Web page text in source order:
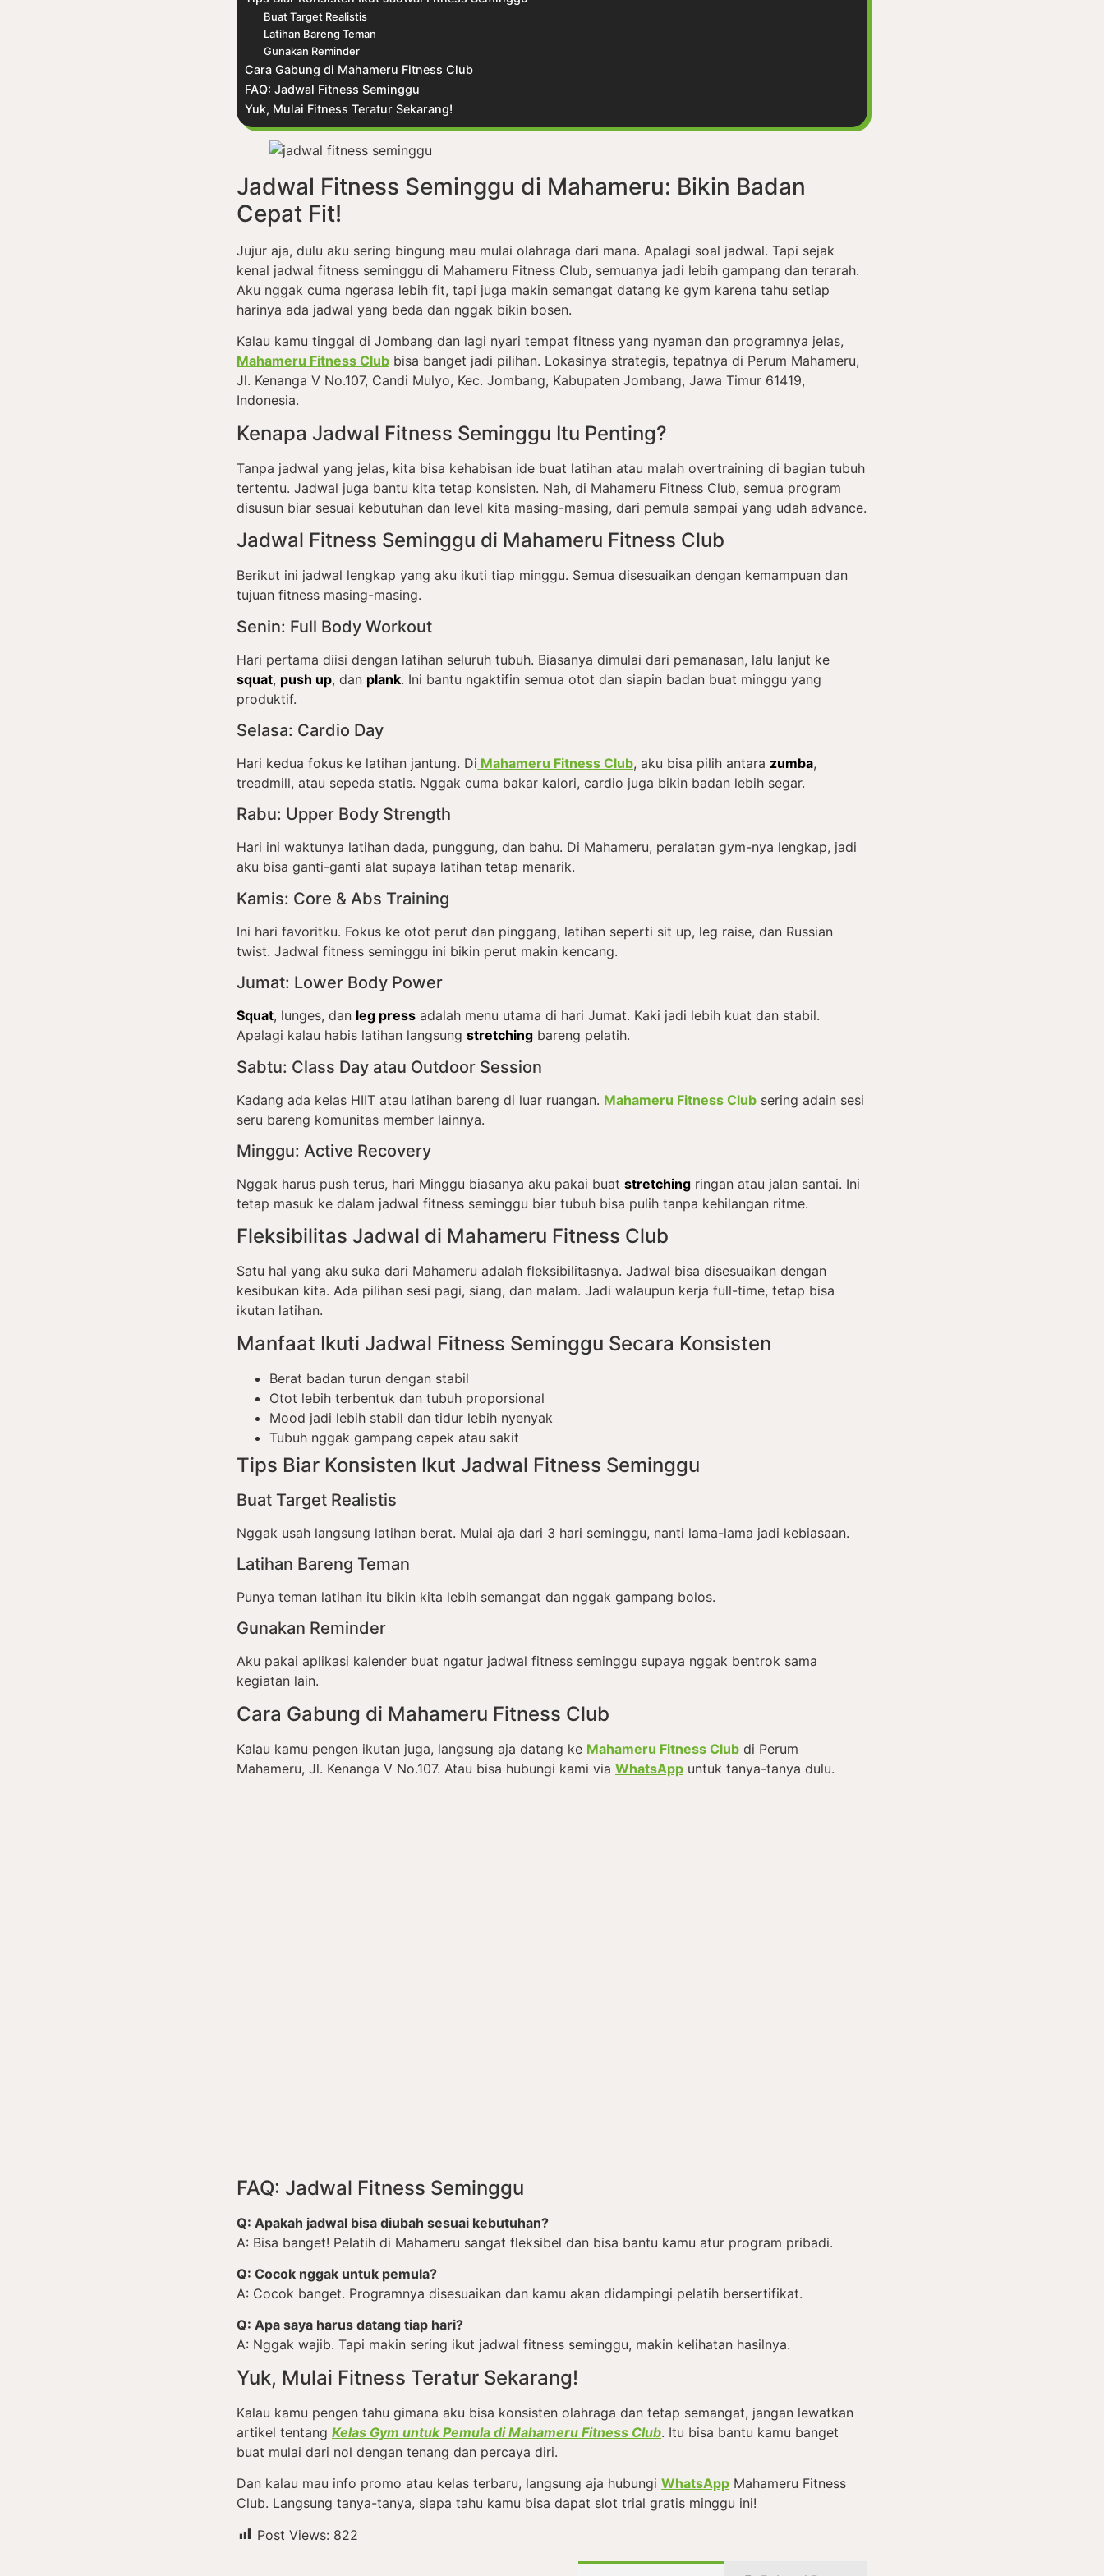
Buat Target Realistis
Latihan Bareng Teman
Gunakan Reminder
Cara Gabung di Mahameru Fitness Club
FAQ: Jadwal Fitness Seminggu
Yuk, Mulai Fitness Teratur Sekarang!
Jadwal Fitness Seminggu di Mahameru: Bikin Badan
Cepat Fit!
Jujur aja, dulu aku sering bingung mau mulai olahraga dari mana. Apalagi soal jadwal. Tapi sejak
kenal jadwal fitness seminggu di Mahameru Fitness Club, semuanya jadi lebih gampang dan terarah.
Aku nggak cuma ngerasa lebih fit, tapi juga makin semangat datang ke gym karena tahu setiap
harinya ada jadwal yang beda dan nggak bikin bosen.
Kalau kamu tinggal di Jombang dan lagi nyari tempat fitness yang nyaman dan programnya jelas,
Mahameru Fitness Club bisa banget jadi pilihan. Lokasinya strategis, tepatnya di Perum Mahameru,
Jl. Kenanga V No.107, Candi Mulyo, Kec. Jombang, Kabupaten Jombang, Jawa Timur 61419,
Indonesia.
Kenapa Jadwal Fitness Seminggu Itu Penting?
Tanpa jadwal yang jelas, kita bisa kehabisan ide buat latihan atau malah overtraining di bagian tubuh
tertentu. Jadwal juga bantu kita tetap konsisten. Nah, di Mahameru Fitness Club, semua program
disusun biar sesuai kebutuhan dan level kita masing-masing, dari pemula sampai yang udah advance.
Jadwal Fitness Seminggu di Mahameru Fitness Club
Berikut ini jadwal lengkap yang aku ikuti tiap minggu. Semua disesuaikan dengan kemampuan dan
tujuan fitness masing-masing.
Senin: Full Body Workout
Hari pertama diisi dengan latihan seluruh tubuh. Biasanya dimulai dari pemanasan, lalu lanjut ke
squat, push up, dan plank. Ini bantu ngaktifin semua otot dan siapin badan buat minggu yang
produktif.
Selasa: Cardio Day
Hari kedua fokus ke latihan jantung. Di Mahameru Fitness Club, aku bisa pilih antara zumba,
treadmill, atau sepeda statis. Nggak cuma bakar kalori, cardio juga bikin badan lebih segar.
Rabu: Upper Body Strength
Hari ini waktunya latihan dada, punggung, dan bahu. Di Mahameru, peralatan gym-nya lengkap, jadi
aku bisa ganti-ganti alat supaya latihan tetap menarik.
Kamis: Core & Abs Training
Ini hari favoritku. Fokus ke otot perut dan pinggang, latihan seperti sit up, leg raise, dan Russian
twist. Jadwal fitness seminggu ini bikin perut makin kencang.
Jumat: Lower Body Power
Squat, lunges, dan leg press adalah menu utama di hari Jumat. Kaki jadi lebih kuat dan stabil.
Apalagi kalau habis latihan langsung stretching bareng pelatih.
Sabtu: Class Day atau Outdoor Session
Kadang ada kelas HIIT atau latihan bareng di luar ruangan. Mahameru Fitness Club sering adain sesi
seru bareng komunitas member lainnya.
Minggu: Active Recovery
Nggak harus push terus, hari Minggu biasanya aku pakai buat stretching ringan atau jalan santai. Ini
tetap masuk ke dalam jadwal fitness seminggu biar tubuh bisa pulih tanpa kehilangan ritme.
Fleksibilitas Jadwal di Mahameru Fitness Club
Satu hal yang aku suka dari Mahameru adalah fleksibilitasnya. Jadwal bisa disesuaikan dengan
kesibukan kita. Ada pilihan sesi pagi, siang, dan malam. Jadi walaupun kerja full-time, tetap bisa
ikutan latihan.
Manfaat Ikuti Jadwal Fitness Seminggu Secara Konsisten
Berat badan turun dengan stabil
Otot lebih terbentuk dan tubuh proporsional
Mood jadi lebih stabil dan tidur lebih nyenyak
Tubuh nggak gampang capek atau sakit
Tips Biar Konsisten Ikut Jadwal Fitness Seminggu
Buat Target Realistis
Nggak usah langsung latihan berat. Mulai aja dari 3 hari seminggu, nanti lama-lama jadi kebiasaan.
Latihan Bareng Teman
Punya teman latihan itu bikin kita lebih semangat dan nggak gampang bolos.
Gunakan Reminder
Aku pakai aplikasi kalender buat ngatur jadwal fitness seminggu supaya nggak bentrok sama
kegiatan lain.
Cara Gabung di Mahameru Fitness Club
Kalau kamu pengen ikutan juga, langsung aja datang ke Mahameru Fitness Club di Perum
Mahameru, Jl. Kenanga V No.107. Atau bisa hubungi kami via WhatsApp untuk tanya-tanya dulu.
FAQ: Jadwal Fitness Seminggu
Q: Apakah jadwal bisa diubah sesuai kebutuhan?
A: Bisa banget! Pelatih di Mahameru sangat fleksibel dan bisa bantu kamu atur program pribadi.
Q: Cocok nggak untuk pemula?
A: Cocok banget. Programnya disesuaikan dan kamu akan didampingi pelatih bersertifikat.
Q: Apa saya harus datang tiap hari?
A: Nggak wajib. Tapi makin sering ikut jadwal fitness seminggu, makin kelihatan hasilnya.
Yuk, Mulai Fitness Teratur Sekarang!
Kalau kamu pengen tahu gimana aku bisa konsisten olahraga dan tetap semangat, jangan lewatkan
artikel tentang Kelas Gym untuk Pemula di Mahameru Fitness Club. Itu bisa bantu kamu banget
buat mulai dari nol dengan tenang dan percaya diri.
Dan kalau mau info promo atau kelas terbaru, langsung aja hubungi WhatsApp Mahameru Fitness
Club. Langsung tanya-tanya, siapa tahu kamu bisa dapat slot trial gratis minggu ini!
Post Views: 822